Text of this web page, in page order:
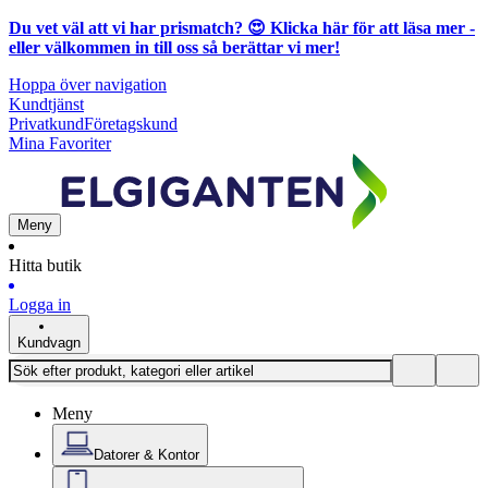
Du vet väl att vi har prismatch? 😍 Klicka här för att läsa mer -
eller välkommen in till oss så berättar vi mer!
Hoppa över navigation
Kundtjänst
PrivatkundFöretagskund
Mina Favoriter
Meny
Hitta butik
Logga in
Kundvagn
Meny
Datorer & Kontor